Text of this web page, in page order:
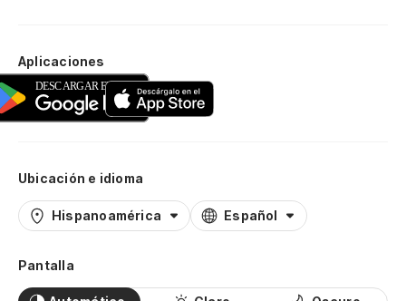
Aplicaciones
Ubicación e idioma
Hispanoamérica Español
Pantalla